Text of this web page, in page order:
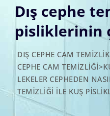
Dış cephe
pisliklerinin
DIŞ CEPHE CAM
CEPHE CAM TEMIZLIĞI>
LEKELER CEPHEDEN
TEMIZLIĞI ILE KUŞ